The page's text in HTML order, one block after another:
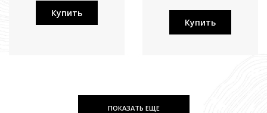
Купить
Купить
ПОКАЗАТЬ ЕЩЕ